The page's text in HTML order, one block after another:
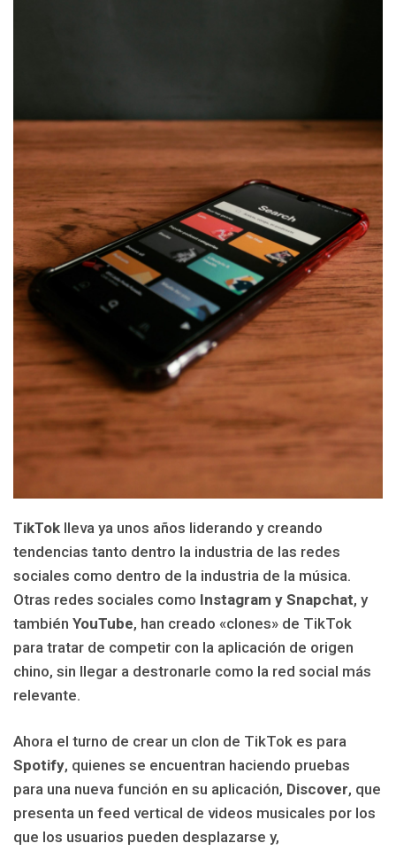
TikTok lleva ya unos años liderando y creando
tendencias tanto dentro la industria de las redes
sociales como dentro de la industria de la música.
Otras redes sociales como Instagram y Snapchat, y
también YouTube, han creado «clones» de TikTok
para tratar de competir con la aplicación de origen
chino, sin llegar a destronarle como la red social más
relevante.
Ahora el turno de crear un clon de TikTok es para
Spotify, quienes se encuentran haciendo pruebas
para una nueva función en su aplicación, Discover, que
presenta un feed vertical de videos musicales por los
que los usuarios pueden desplazarse y,